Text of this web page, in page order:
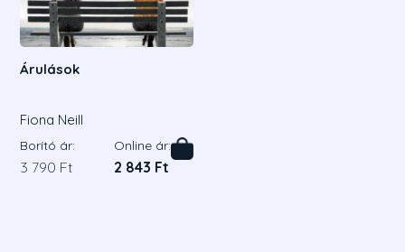
Árulások
Fiona Neill
Borító ár:
3 790 Ft
Online ár:
2 843 Ft